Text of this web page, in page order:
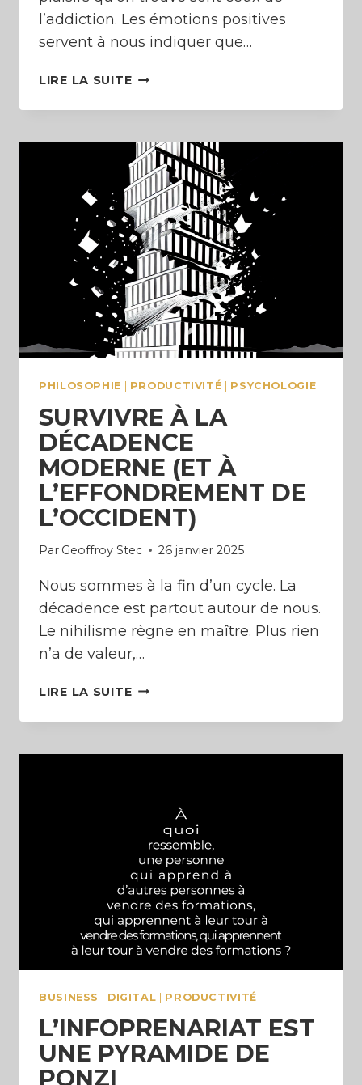
l’addiction. Les émotions positives
servent à nous indiquer que…
LIRE LA SUITE2
POUR
DE
VIE
(COMMENT
REPRENDRE
LE
CONTRÔLE)
PHILOSOPHIE PRODUCTIVITÉ PSYCHOLOGIE
SURVIVRE À LA
DÉCADENCE
MODERNE (ET À
L’EFFONDREMENT DE
L’OCCIDENT)
Par Geoffroy Stec 26 janvier 2025
Nous sommes à la fin d’un cycle. La
décadence est partout autour de nous.
Le nihilisme règne en maître. Plus rien
n’a de valeur,…
LIRE LA SUITESURVIVRE
LA
L’EFFONDREMENT
L’OCCIDENT)
BUSINESS | DIGITAL | PRODUCTIVITÉ
L’INFOPRENARIAT EST
UNE PYRAMIDE DE
PONZI